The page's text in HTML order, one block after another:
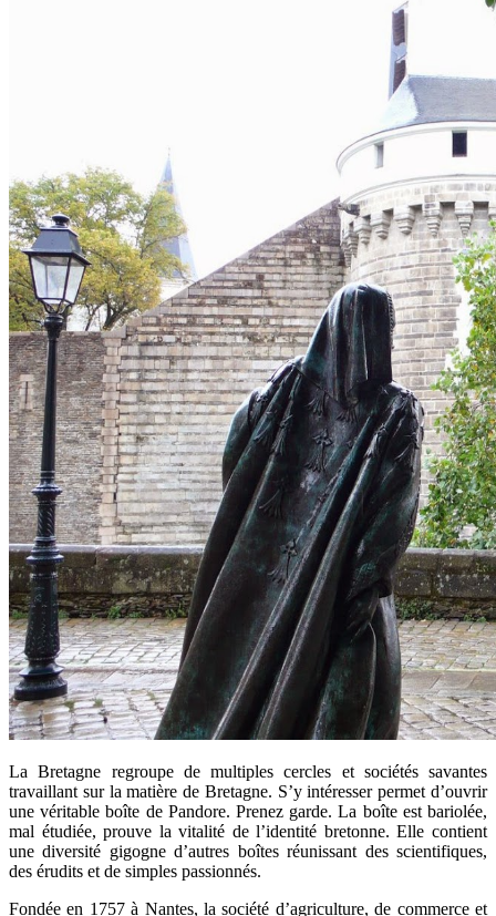
La Bretagne regroupe de multiples cercles et sociétés savantes
travaillant sur la matière de Bretagne. S’y intéresser permet d’ouvrir
une véritable boîte de Pandore. Prenez garde. La boîte est bariolée,
mal étudiée, prouve la vitalité de l’identité bretonne. Elle contient
une diversité gigogne d’autres boîtes réunissant des scientifiques,
des érudits et de simples passionnés.
Fondée en 1757 à Nantes, la société d’agriculture, de commerce et